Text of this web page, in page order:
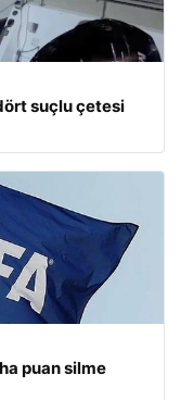
suçlu çetesi
puan silme